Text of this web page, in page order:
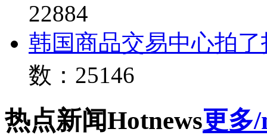
22884
韩国商品交易中心拍
数：25146
热点新闻Hotnews更多